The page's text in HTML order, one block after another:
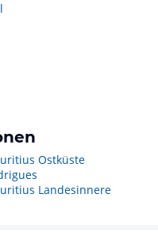
Ostküste
Landesinnere